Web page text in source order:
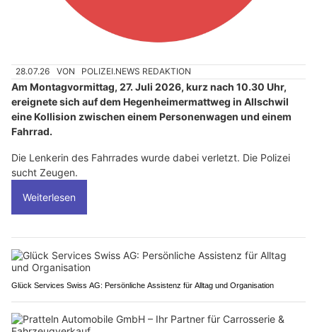
28.07.26 VON POLIZEI.NEWS REDAKTION
Am Montagvormittag, 27. Juli 2026, kurz nach 10.30 Uhr,
ereignete sich auf dem Hegenheimermattweg in Allschwil
eine Kollision zwischen einem Personenwagen und einem
Fahrrad.
Die Lenkerin des Fahrrades wurde dabei verletzt. Die Polizei
sucht Zeugen.
Weiterlesen
Glück Services Swiss AG: Persönliche Assistenz für Alltag und Organisation